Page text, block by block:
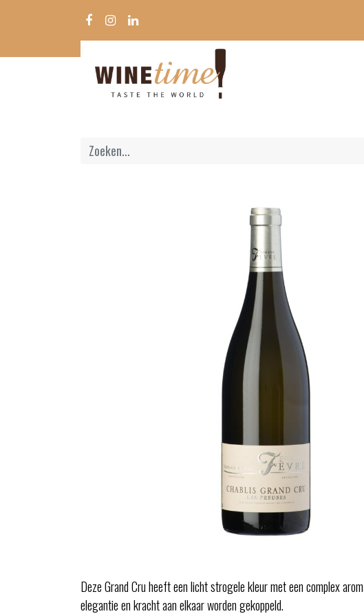
Deze Grand Cru heeft een licht strogele kleur met een complex
elegantie en kracht aan elkaar worden gekoppeld.